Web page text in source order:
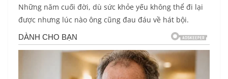
Những năm cuối đời, dù sức khỏe yếu không thể đi lại
được nhưng lúc nào ông cũng đau đáu về hát bội.